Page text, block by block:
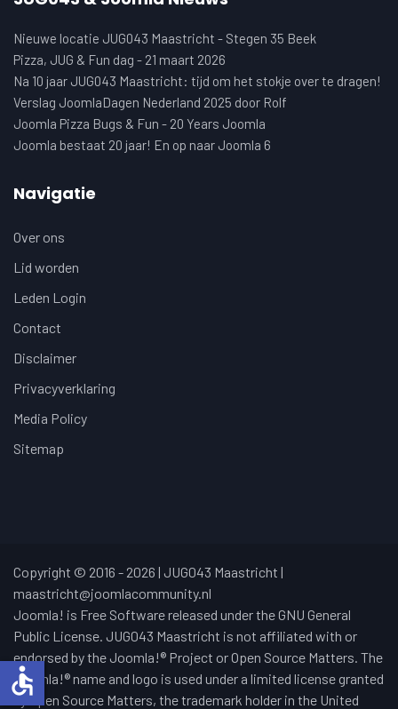
Nieuwe locatie JUG043 Maastricht - Stegen 35 Beek
Pizza, JUG & Fun dag - 21 maart 2026
Na 10 jaar JUG043 Maastricht: tijd om het stokje over te dragen!
Verslag JoomlaDagen Nederland 2025 door Rolf
Joomla Pizza Bugs & Fun - 20 Years Joomla
Joomla bestaat 20 jaar! En op naar Joomla 6
Navigatie
Over ons
Lid worden
Leden Login
Contact
Disclaimer
Privacyverklaring
Media Policy
Sitemap
Copyright © 2016 - 2026 | JUG043 Maastricht |
maastricht@joomlacommunity.nl
Joomla! is Free Software released under the GNU General
Public License. JUG043 Maastricht is not affiliated with or
endorsed by the Joomla!® Project or Open Source Matters. The
Joomla!® name and logo is used under a limited license granted
by Open Source Matters, the trademark holder in the United
accessible